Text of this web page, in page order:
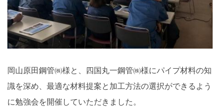
岡山原田鋼管㈱様と、四国丸一鋼管㈱様にパイプ材料の知
識を深め、最適な材料提案と加工方法の選択ができるよう
に勉強会を開催していただきました。